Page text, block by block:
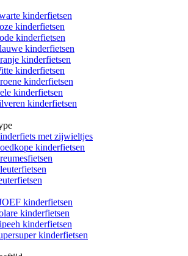
kinderfietsen
kinderfietsen
kinderfietsen
kinderfietsen
kinderfietsen
kinderfietsen
kinderfietsen
kinderfietsen
kinderfietsen
met zijwieltjes
kinderfietsen
kinderfietsen
kinderfietsen
kinderfietsen
kinderfietsen